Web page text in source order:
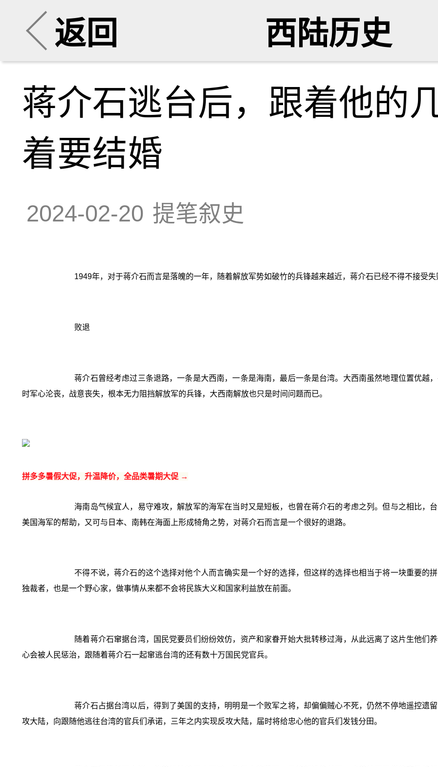
返回 西陆历史
蒋介石逃台后，跟着他的
着要结婚
2024-02-20 提笔叙史
1949年，对于蒋介石而言是落魄的一年，随着解放军势如破竹的兵锋越来越近，蒋介石已经不得不接受
败退
蒋介石曾经考虑过三条退路，一条是大西南，一条是海南，最后一条是台湾。大西南虽然地理位置优越
时军心沦丧，战意丧失，根本无力阻挡解放军的兵锋，大西南解放也只是时间问题而已。
拼多多暑假大促，升温降价，全品类暑期大促 →
海南岛气候宜人，易守难攻，解放军的海军在当时又是短板，也曾在蒋介石的考虑之列。但与之相比，
美国海军的帮助，又可与日本、南韩在海面上形成犄角之势，对蒋介石而言是一个很好的退路。
不得不说，蒋介石的这个选择对他个人而言确实是一个好的选择，但这样的选择也相当于将一块重要的
独裁者，也是一个野心家，做事情从来都不会将民族大义和国家利益放在前面。
随着蒋介石窜据台湾，国民党要员们纷纷效仿，资产和家眷开始大批转移过海，从此远离了这片生他们
心会被人民惩治，跟随着蒋介石一起窜逃台湾的还有数十万国民党官兵。
蒋介石占据台湾以后，得到了美国的支持，明明是一个败军之将，却偏偏贼心不死，仍然不停地遥控遗
攻大陆，向跟随他逃往台湾的官兵们承诺，三年之内实现反攻大陆，届时将给忠心他的官兵们发钱分田。